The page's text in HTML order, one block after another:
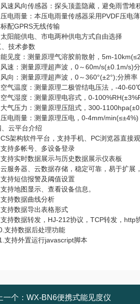
向传感器：探头顶盖隐藏，避免雨雪堆积
量：本压电雨量传感器采用PVDF压电薄
GPRS无线传输
能供电、市电两种供电方式自由选择
术参数
：测量原理气溶胶前散射，5m-
：测量原理超声波，0～60m/s(±0.1m/s)分
：测量原理超声波，0～360°(±2°);分辨率
温度：测量原理二极管结电压法，-40-
湿度：测量原理电容式，0-
压力：测量原理压阻式，300-
雨量：测量原理压电，0-4mm/min(≤±4%)
平台介绍
构软件平台，支持手机、PC浏览器直接观
多帐号、多设备登录
实时数据展示与历史数据展示仪表板
器、云数据存储，稳定可靠，易于扩展，
短信报警及阈值设置
地图显示、查看设备信息。
数据曲线分析
数据导出表格形式
据转发，HJ-212协议，TCP转发，http协
数据后处理功能
外置运行javascript脚本
一个： WX-BN6便携式能见度仪